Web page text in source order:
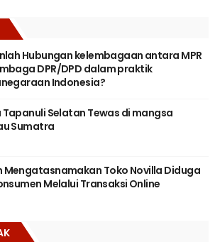
Hubungan kelembagaan antara MPR
DPR/DPD dalam praktik
Indonesia?
Selatan Tewas di mangsa
Sumatra
Mengatasnamakan Toko Novilla Diduga
Melalui Transaksi Online